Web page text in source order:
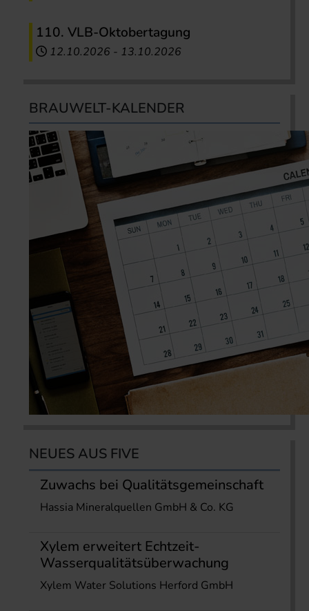
110. VLB-Oktobertagung
12.10.2026 - 13.10.2026
BRAUWELT-KALENDER
NEUES AUS FIVE
Zuwachs bei Qualitätsgemeinschaft
Hassia Mineralquellen GmbH & Co. KG
Xylem erweitert Echtzeit-
Wasserqualitätsüberwachung
Xylem Water Solutions Herford GmbH